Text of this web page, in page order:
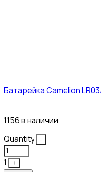
Батарейка Camelion
1156 в наличии
Quantity
-
1
+